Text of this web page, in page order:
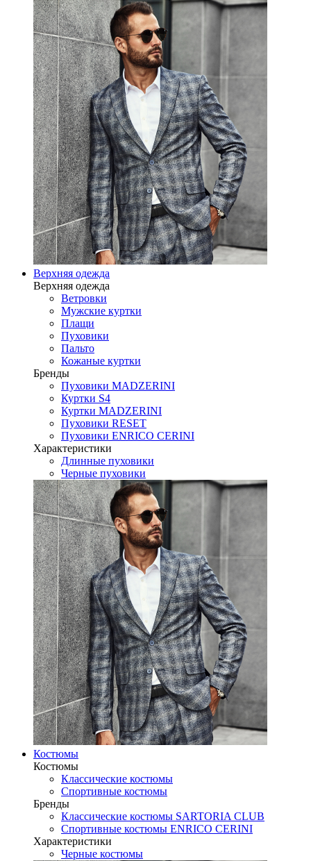
Верхняя одежда
Верхняя одежда
Ветровки
Мужские куртки
Плащи
Пуховики
Пальто
Кожаные куртки
Бренды
Пуховики MADZERINI
Куртки S4
Куртки MADZERINI
Пуховики RESET
Пуховики ENRICO CERINI
Характеристики
Длинные пуховики
Черные пуховики
Костюмы
Костюмы
Классические костюмы
Спортивные костюмы
Бренды
Классические костюмы SARTORIA CLUB
Спортивные костюмы ENRICO CERINI
Характеристики
Черные костюмы